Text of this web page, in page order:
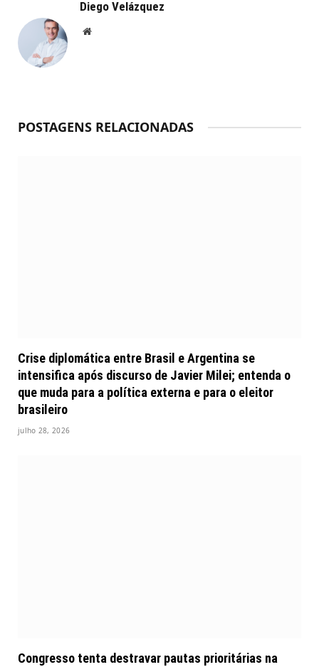
Diego Velázquez
Website
POSTAGENS RELACIONADAS
Crise diplomática entre Brasil e Argentina se
intensifica após discurso de Javier Milei; entenda o
que muda para a política externa e para o eleitor
brasileiro
julho 28, 2026
Congresso tenta destravar pautas prioritárias na